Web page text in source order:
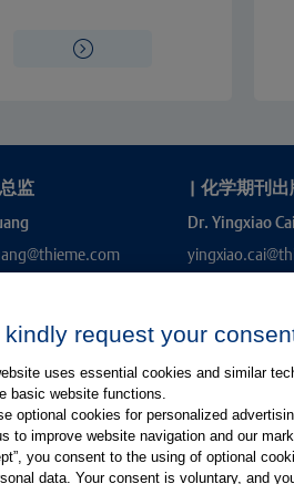
监 | 化学期刊出
Dr. Yingxiao Cai
图书翻译及版权业务，请联系：
kindly request your
uses essential cookies and similar
basic website functions.
optional cookies for personalized
to improve website navigation and our
you consent to the using of optional
data. Your consent is voluntary, and